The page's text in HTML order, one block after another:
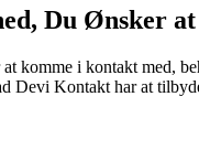
Du Ønsker
komme i kontakt med,
Devi Kontakt har at